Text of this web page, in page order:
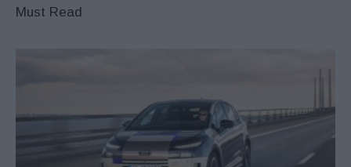
Must Read